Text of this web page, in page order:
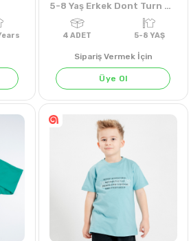
FÜME
5-8 Yaş Erkek Dont Turn Away Sweat
ADET
Sipariş Vermek İçin
Üye Ol